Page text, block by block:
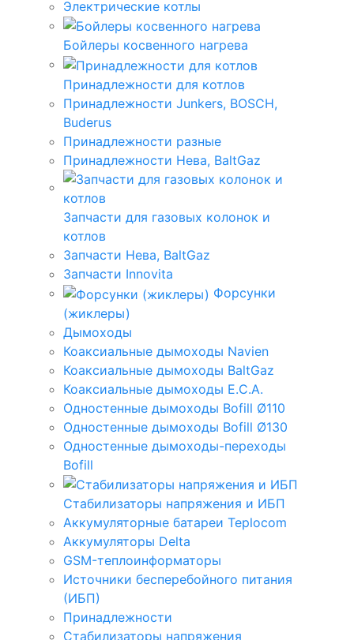
Электрические котлы
Бойлеры косвенного нагрева
Принадлежности для котлов
Принадлежности Junkers, BOSCH,
Buderus
Принадлежности разные
Принадлежности Нева, BaltGaz
Запчасти для газовых колонок и
котлов
Запчасти Нева, BaltGaz
Запчасти Innovita
Форсунки
(жиклеры)
Дымоходы
Коаксиальные дымоходы Navien
Коаксиальные дымоходы BaltGaz
Коаксиальные дымоходы E.C.A.
Одностенные дымоходы Bofill Ø110
Одностенные дымоходы Bofill Ø130
Одностенные дымоходы-переходы
Bofill
Стабилизаторы напряжения и ИБП
Аккумуляторные батареи Teplocom
Аккумуляторы Delta
GSM-теплоинформаторы
Источники бесперебойного питания
(ИБП)
Принадлежности
Стабилизаторы напряжения